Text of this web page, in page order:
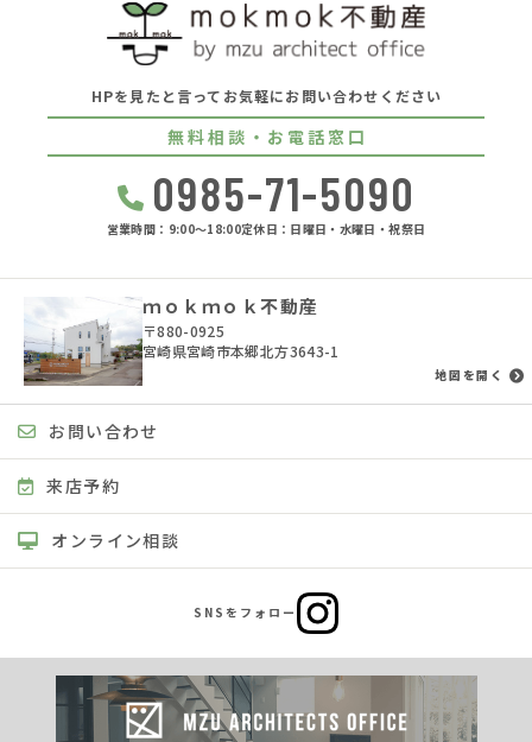
HPを見たと言ってお気軽にお問い合わせください
無料相談・お電話窓口
0985-71-5090
営業時間：9:00〜18:00定休日：日曜日・水曜日・祝祭日
ｍｏｋｍｏｋ不動産
〒880-0925
宮崎県宮崎市本郷北方3643-1
地図を開く
お問い合わせ
来店予約
オンライン相談
SNSをフォロー